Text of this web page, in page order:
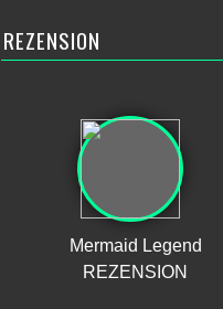
REZENSION
Mermaid Legend
REZENSION